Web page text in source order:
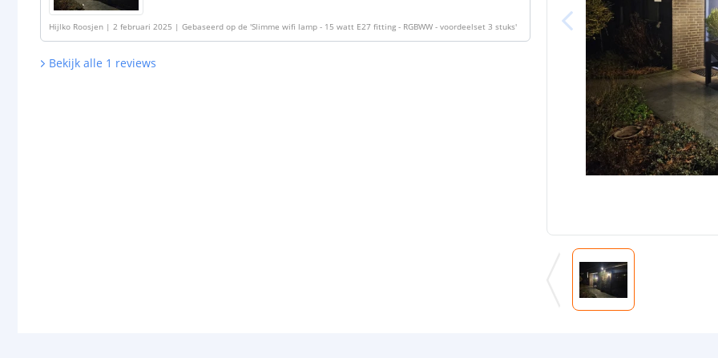
Hijlko Roosjen | 2 februari 2025 | Gebaseerd op de 'Slimme wifi lamp - 15 watt E27 fitting - RGBWW - voordeelset 3 stuks'
Bekijk alle 1 reviews